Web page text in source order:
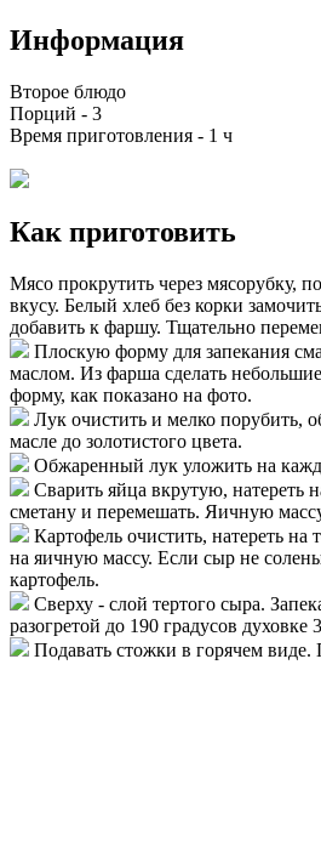
Информация
Второе блюдо
Порций - 3
Время приготовления - 1 ч
Как приготовить
Мясо прокрутить через мясорубку,
вкусу. Белый хлеб без корки
добавить к фаршу. Тщательно
Плоскую форму для запекания
маслом. Из фарша сделать
форму, как показано на фото.
Лук очистить и мелко порубить,
масле до золотистого цвета.
Обжаренный лук уложить на
Сварить яйца вкрутую, натереть
сметану и перемешать. Яичную
Картофель очистить, натереть на
на яичную массу. Если сыр не
картофель.
Сверху - слой тертого сыра.
разогретой до 190 градусов духовке
Подавать стожки в горячем виде.